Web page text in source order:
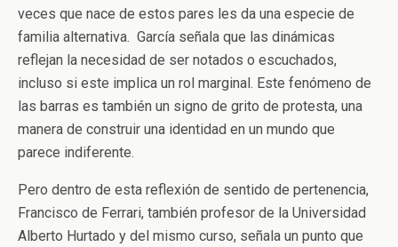
veces que nace de estos pares les da una especie de
familia alternativa. García señala que las dinámicas
reflejan la necesidad de ser notados o escuchados,
incluso si este implica un rol marginal. Este fenómeno de
las barras es también un signo de grito de protesta, una
manera de construir una identidad en un mundo que
parece indiferente.
Pero dentro de esta reflexión de sentido de pertenencia,
Francisco de Ferrari, también profesor de la Universidad
Alberto Hurtado y del mismo curso, señala un punto que